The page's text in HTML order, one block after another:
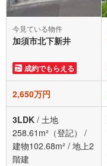
今見ている物件
加須市北下新井
成約でもらえる
2,650万円
3LDK / 土地
258.61m²（登記）
/
建物102.68m² / 地上2
階建